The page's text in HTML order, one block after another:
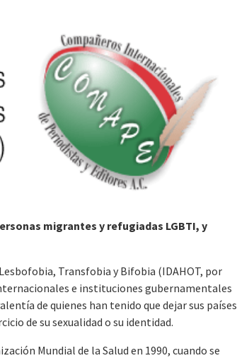
migrantes y refugiadas LGBTI, y
Transfobia y Bifobia (IDAHOT, por
e instituciones gubernamentales
de quienes han tenido que dejar sus países
de su sexualidad o su identidad.
Mundial de la Salud en 1990, cuando se